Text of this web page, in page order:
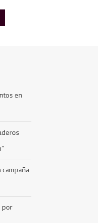
en
por